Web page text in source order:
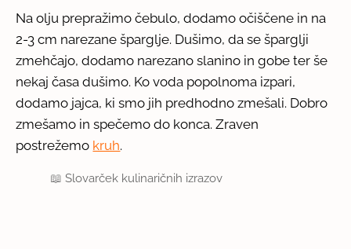
Na olju prepražimo čebulo, dodamo očiščene in na
2-3 cm narezane šparglje. Dušimo, da se šparglji
zmehčajo, dodamo narezano slanino in gobe ter še
nekaj časa dušimo. Ko voda popolnoma izpari,
dodamo jajca, ki smo jih predhodno zmešali. Dobro
zmešamo in spečemo do konca. Zraven
postrežemo kruh.
📖Slovarček kulinaričnih izrazov